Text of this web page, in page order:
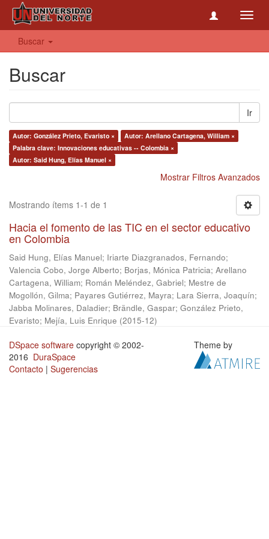
Buscar
Buscar
Ir
Autor: González Prieto, Evaristo ×
Autor: Arellano Cartagena, William ×
Palabra clave: Innovaciones educativas -- Colombia ×
Autor: Said Hung, Elías Manuel ×
Mostrar Filtros Avanzados
Mostrando ítems 1-1 de 1
Hacia el fomento de las TIC en el sector educativo
en Colombia
Said Hung, Elías Manuel; Iriarte Diazgranados, Fernando;
Valencia Cobo, Jorge Alberto; Borjas, Mónica Patricia; Arellano
Cartagena, William; Román Meléndez, Gabriel; Mestre de
Mogollón, Gilma; Payares Gutiérrez, Mayra; Lara Sierra, Joaquín;
Jabba Molinares, Daladier; Brändle, Gaspar; González Prieto,
Evaristo; Mejía, Luis Enrique (2015-12)
DSpace software copyright © 2002-
2016 DuraSpace
Contacto | Sugerencias
Theme by